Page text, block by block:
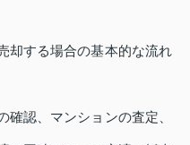
却する場合の基本的な流れ
認、マンションの査定、